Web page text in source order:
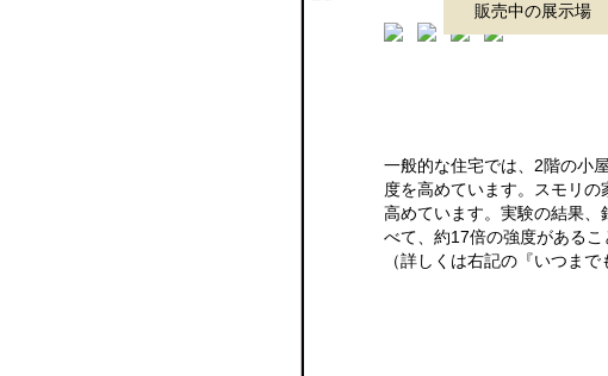
販売中の展示場
一般的な住宅では、2階の小
度を高めています。スモリ
高めています。実験の結果
べて、約17倍の強度があるこ
（詳しくは右記の『いつま